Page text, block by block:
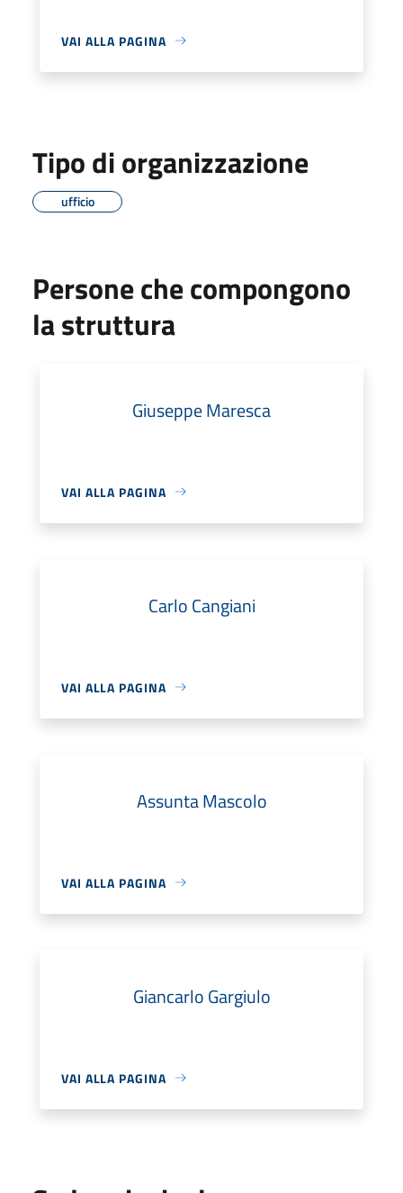
VAI ALLA PAGINA
Tipo di organizzazione
ufficio
Persone che compongono
la struttura
Giuseppe Maresca
VAI ALLA PAGINA
Carlo Cangiani
VAI ALLA PAGINA
Assunta Mascolo
VAI ALLA PAGINA
Giancarlo Gargiulo
VAI ALLA PAGINA